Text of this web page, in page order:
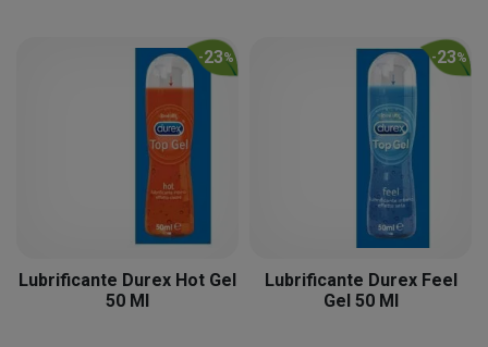
-23%
Lubrificante Durex Hot Gel
50 Ml
-23%
Lubrificante Durex Feel
Gel 50 Ml